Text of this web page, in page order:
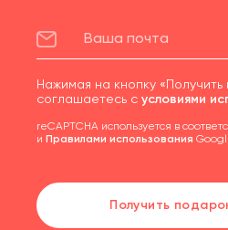
Нажимая на кнопку «Получить
соглашаетесь с условиями
reCAPTCHA используется в
и Правилами использования
Получить